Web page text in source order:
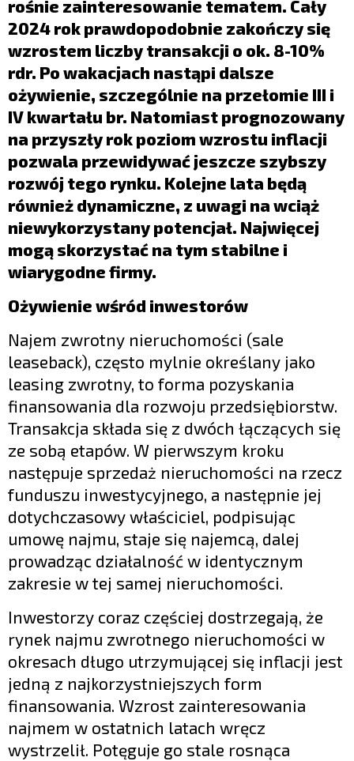
rośnie zainteresowanie tematem. Cały
2024 rok prawdopodobnie zakończy się
wzrostem liczby transakcji o ok. 8-10%
rdr. Po wakacjach nastąpi dalsze
ożywienie, szczególnie na przełomie III i
IV kwartału br. Natomiast prognozowany
na przyszły rok poziom wzrostu inflacji
pozwala przewidywać jeszcze szybszy
rozwój tego rynku. Kolejne lata będą
również dynamiczne, z uwagi na wciąż
niewykorzystany potencjał. Najwięcej
mogą skorzystać na tym stabilne i
wiarygodne firmy.
Ożywienie wśród inwestorów
Najem zwrotny nieruchomości (sale
leaseback), często mylnie określany jako
leasing zwrotny, to forma pozyskania
finansowania dla rozwoju przedsiębiorstw.
Transakcja składa się z dwóch łączących się
ze sobą etapów. W pierwszym kroku
następuje sprzedaż nieruchomości na rzecz
funduszu inwestycyjnego, a następnie jej
dotychczasowy właściciel, podpisując
umowę najmu, staje się najemcą, dalej
prowadząc działalność w identycznym
zakresie w tej samej nieruchomości.
Inwestorzy coraz częściej dostrzegają, że
rynek najmu zwrotnego nieruchomości w
okresach długo utrzymującej się inflacji jest
jedną z najkorzystniejszych form
finansowania. Wzrost zainteresowania
najmem w ostatnich latach wręcz
wystrzelił. Potęguje go stale rosnąca